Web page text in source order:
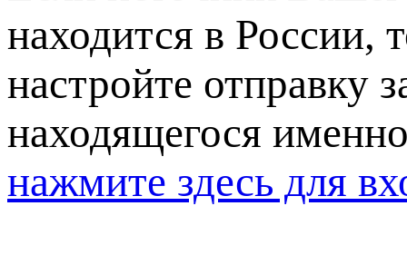
находится в России,
настройте отправку
находящегося
нажмите здесь для